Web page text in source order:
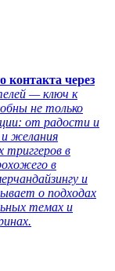
контакта через
— ключ к
не только
от радости и
желания
триггеров в
в
и
о подходах
темах и